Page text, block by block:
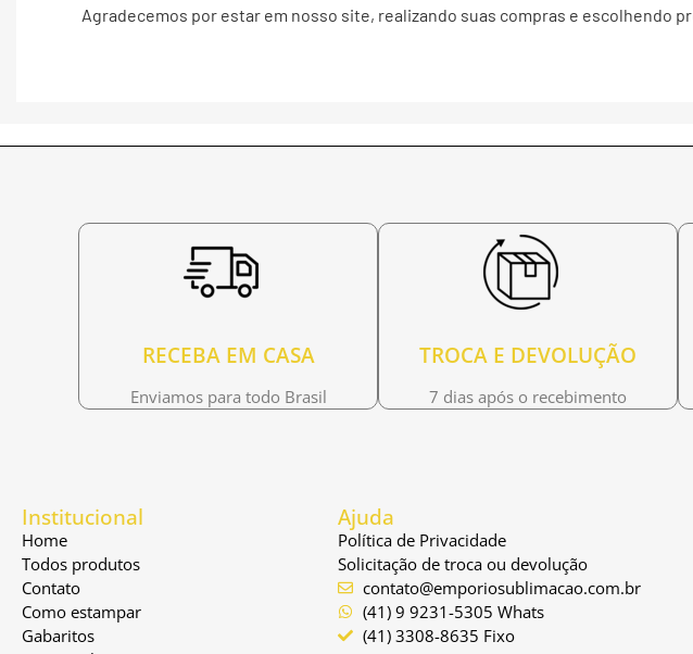
Agradecemos por estar em nosso site, realizando suas compras e escolhendo
RECEBA EM CASA
Enviamos para todo Brasil
TROCA E DEVOLUÇÃO
7 dias após o recebimento
Institucional
Home
Todos produtos
Contato
Como estampar
Gabaritos
Ajuda
Política de Privacidade
Solicitação de troca ou devolução
contato@emporiosublimacao.com.br
(41) 9 9231-5305 Whats
(41) 3308-8635 Fixo